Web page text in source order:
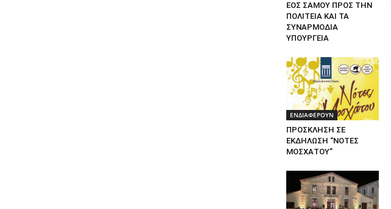
ΕΟΣ ΣΑΜΟΥ ΠΡΟΣ ΤΗΝ
ΠΟΛΙΤΕΙΑ ΚΑΙ ΤΑ
ΣΥΝΑΡΜΟΔΙΑ
ΥΠΟΥΡΓΕΙΑ
ΕΝΔΙΑΦΕΡΟΥΝ
ΠΡΟΣΚΛΗΣΗ ΣΕ
ΕΚΔΗΛΩΣΗ “ΝΟΤΕΣ
ΜΟΣΧΑΤΟΥ”